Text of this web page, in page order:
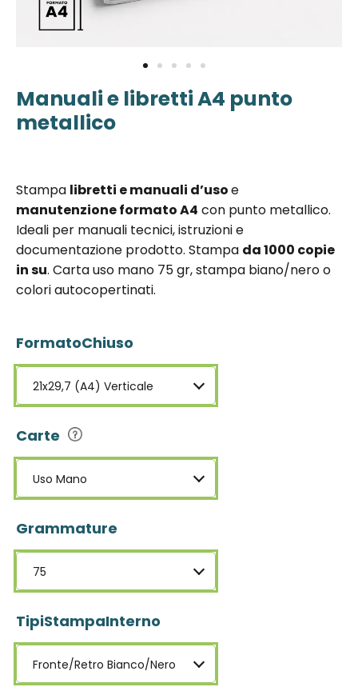
Manuali e libretti A4 punto
metallico
Vai
all'inizio
della
Stampa libretti e manuali d’usoe
manutenzione formato A4 con punto metallico.
Ideali per manuali tecnici, istruzioni e
documentazione prodotto. Stampa da 1000 copie
in su. Carta uso mano 75 gr, stampa biano/nero o
colori autocopertinati.
FormatoChiuso
21x29,7 (A4) Verticale
Carte
Uso Mano
Grammature
75
TipiStampaInterno
Fronte/Retro Bianco/Nero